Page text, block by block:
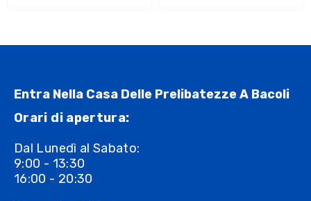
Entra Nella Casa Delle Prelibatezze A Bacoli
Orari di apertura:
Dal Lunedì al Sabato:
9:00 - 13:30
16:00 - 20:30